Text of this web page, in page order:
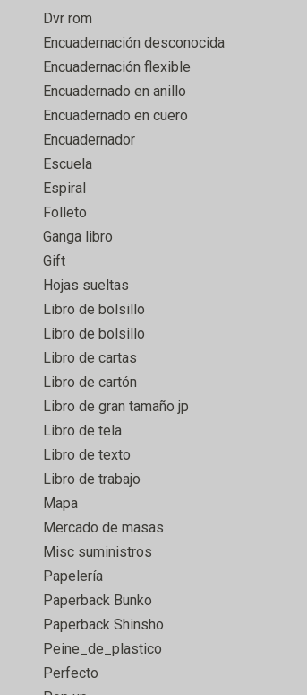
Dvr rom
Encuadernación desconocida
Encuadernación flexible
Encuadernado en anillo
Encuadernado en cuero
Encuadernador
Escuela
Espiral
Folleto
Ganga libro
Gift
Hojas sueltas
Libro de bolsillo
Libro de bolsillo
Libro de cartas
Libro de cartón
Libro de gran tamaño jp
Libro de tela
Libro de texto
Libro de trabajo
Mapa
Mercado de masas
Misc suministros
Papelería
Paperback Bunko
Paperback Shinsho
Peine_de_plastico
Perfecto